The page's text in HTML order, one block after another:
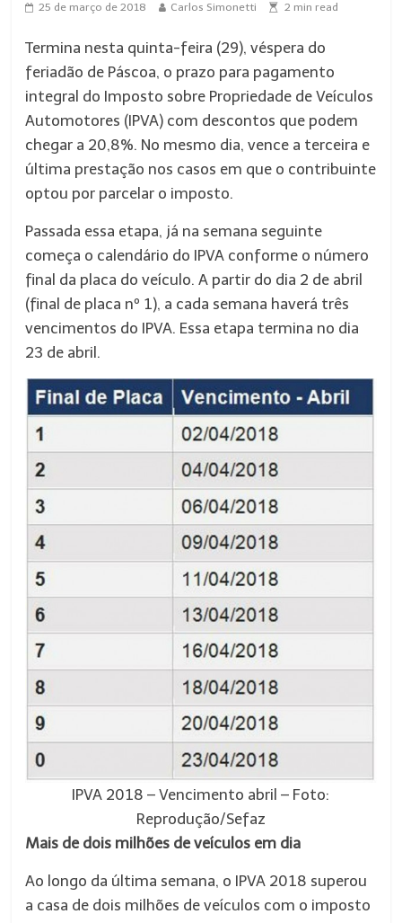
25 de março de 2018 Carlos Simonetti 2 min read
Termina nesta quinta-feira (29), véspera do
feriadão de Páscoa, o prazo para pagamento
integral do Imposto sobre Propriedade de Veículos
Automotores (IPVA) com descontos que podem
chegar a 20,8%. No mesmo dia, vence a terceira e
última prestação nos casos em que o contribuinte
optou por parcelar o imposto.
Passada essa etapa, já na semana seguinte
começa o calendário do IPVA conforme o número
final da placa do veículo. A partir do dia 2 de abril
(final de placa nº 1), a cada semana haverá três
vencimentos do IPVA. Essa etapa termina no dia
23 de abril.
IPVA 2018 – Vencimento abril – Foto:
Reprodução/Sefaz
Mais de dois milhões de veículos em dia
Ao longo da última semana, o IPVA 2018 superou
a casa de dois milhões de veículos com o imposto